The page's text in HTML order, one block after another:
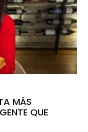
MÁS
QUE